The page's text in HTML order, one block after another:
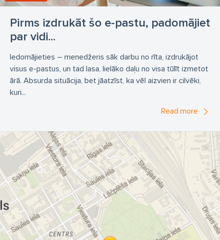
Pirms izdrukāt šo e-pastu, padomājiet
par vidi...
Iedomājieties – menedžeris sāk darbu no rīta, izdrukājot
visus e-pastus, un tad lasa, lielāko daļu no visa tūlīt izmetot
ārā. Absurda situācija, bet jāatzīst, ka vēl aizvien ir cilvēki,
kuri...
Read more